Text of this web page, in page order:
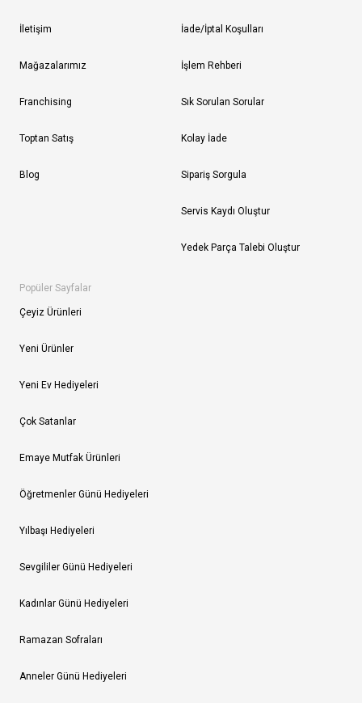
İletişim
Mağazalarımız
Franchising
Toptan Satış
Blog
İade/İptal Koşulları
İşlem Rehberi
Sık Sorulan Sorular
Kolay İade
Sipariş Sorgula
Servis Kaydı Oluştur
Yedek Parça Talebi Oluştur
Popüler Sayfalar
Çeyiz Ürünleri
Yeni Ürünler
Yeni Ev Hediyeleri
Çok Satanlar
Emaye Mutfak Ürünleri
Öğretmenler Günü Hediyeleri
Yılbaşı Hediyeleri
Sevgililer Günü Hediyeleri
Kadınlar Günü Hediyeleri
Ramazan Sofraları
Anneler Günü Hediyeleri